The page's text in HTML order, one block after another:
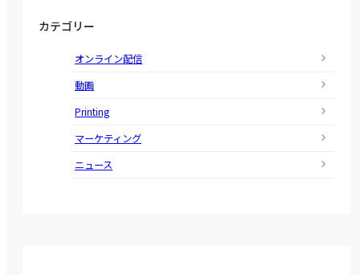
カテゴリー
オンライン配信
動画
Printing
マーケティング
ニュース